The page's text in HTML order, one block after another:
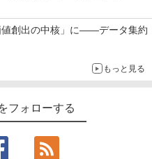
値創出の中核」に――データ集約
もっと見る
フォローする